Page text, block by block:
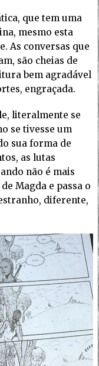
que tem uma
mesmo esta
As conversas que
são cheias de
bem agradável
engraçada.
literalmente se
se tivesse um
sua forma de
as lutas
não é mais
Magda e passa o
diferente,